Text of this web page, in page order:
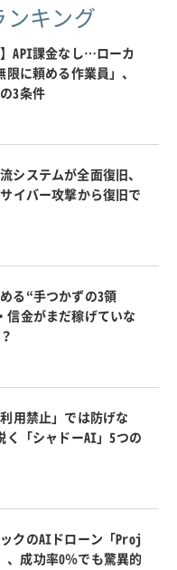
ンキング
】API課金なし…ローカ
限に頼める作業員」、
3条件
システムが全面復旧、
イバー攻撃から復旧で
る“手つかずの3領
信金がまだ稼げていな
利用禁止」では防げな
「シャドーAI」5つの
クのAIドローン「Proj
成功率0％でも驚異的